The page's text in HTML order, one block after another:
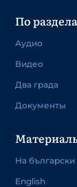
По
Аудио
Видео
Два града
Документы
На български
English